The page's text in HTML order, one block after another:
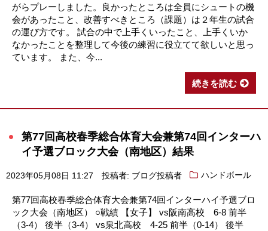
がらプレーしました。良かったところは全員にシュートの機
会があったこと、改善すべきところ（課題）は２年生の試合
の運び方です。 試合の中で上手くいったこと、上手くいか
なかったことを整理して今後の練習に役立てて欲しいと思っ
ています。 また、今...
続きを読む
第77回高校春季総合体育大会兼第74回インターハ
イ予選ブロック大会（南地区）結果
2023年05月08日 11:27 投稿者: ブログ投稿者 ハンドボール
第77回高校春季総合体育大会兼第74回インターハイ予選ブロ
ック大会（南地区） ○戦績 【女子】 vs阪南高校 6-8 前半
（3-4） 後半（3-4） vs泉北高校 4-25 前半（0-14） 後半